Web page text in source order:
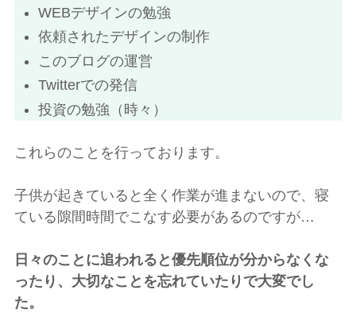
WEBデザインの勉強
依頼されたデザインの制作
このブログの運営
Twitterでの発信
投資の勉強（時々）
これらのことを行っております。
子供が起きていると全く作業が進まないので、寝
ている隙間時間でこなす必要があるのですが…
日々のことに追われると優先順位が分からなくな
ったり、大切なことを忘れていたりで大変でし
た。